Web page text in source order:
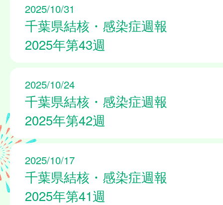
2025/10/31
千葉県結核・感染症週報
2025年第43週
2025/10/24
千葉県結核・感染症週報
2025年第42週
2025/10/17
千葉県結核・感染症週報
2025年第41週